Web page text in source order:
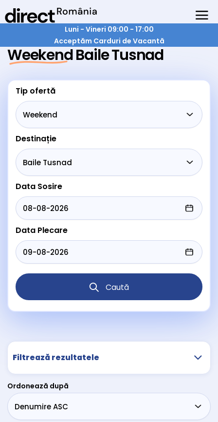
Luni - Vineri 09:00 - 17:00
Acceptăm Carduri de Vacantă
Weekend Baile Tusnad
Tip ofertă
Destinație
Data Sosire
Data Plecare
Caută
Filtrează rezultatele
Ordonează după